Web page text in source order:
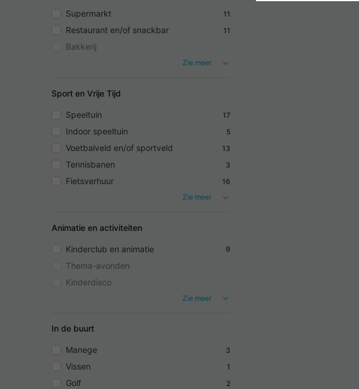
Supermarkt 11
Restaurant en/of snackbar 11
Bakkerij
Zie meer
Sport en Vrije Tijd
Speeltuin 17
Indoor speeltuin 5
Voetbalveld en/of sportveld 13
Tennisbanen 3
Fietsverhuur
16
Zie meer
Animatie en activiteiten
Kinderclub en animatie 9
Thema-avonden
Kinderdisco
Zie meer
In de buurt
Manege 3
Vissen 1
Golf 2